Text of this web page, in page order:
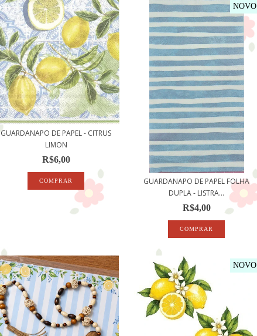
GUARDANAPO DE PAPEL - CITRUS
LIMON
R$6,00
NOVO
GUARDANAPO DE PAPEL FOLHA
DUPLA - LISTRA...
R$4,00
NOVO